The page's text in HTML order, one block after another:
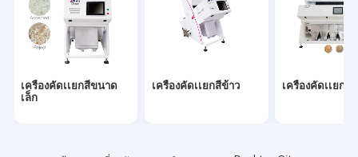
เครื่องคัดเเยกสีประเภทสายพาน
เครื่องคัดเเยกสีขนาด
เล็ก
เครื่องคัดเเยกสีข้าว เครื่องคัดเเยกสี